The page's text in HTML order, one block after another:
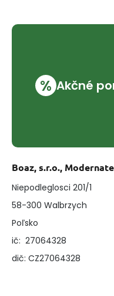
% Akčné
Boaz, s.r.o.,
Niepodleglosci 201/1
58-300 Walbrzych
Poľsko
ič: 27064328
dič: CZ27064328